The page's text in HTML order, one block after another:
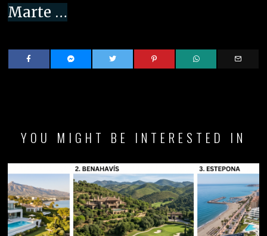
Marte …
YOU MIGHT BE INTERESTED IN